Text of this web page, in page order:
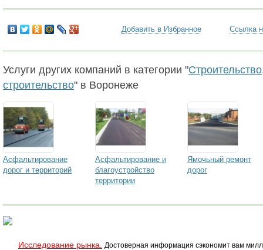
Добавить в Избранное Ссылка
Услуги других компаний в категории "
строительство" в Воронеже
Асфальтирование
дорог и территорий
Асфальтирование и
благоустройство
территории
Ямочьный ремонт
дорог
Исследование рынка.
Достоверная информация сэкономит вам